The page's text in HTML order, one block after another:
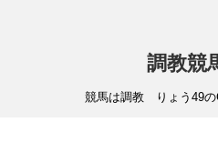
調教競
競馬は調教 りょう49の